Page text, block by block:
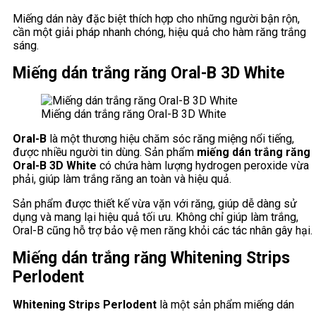
Miếng dán này đặc biệt thích hợp cho những người bận rộn,
cần một giải pháp nhanh chóng, hiệu quả cho hàm răng trắng
sáng.
Miếng dán trắng răng Oral-B 3D White
Miếng dán trắng răng Oral-B 3D White
Oral-B là một thương hiệu chăm sóc răng miệng nổi tiếng,
được nhiều người tin dùng. Sản phẩm miếng dán trắng răng
Oral-B 3D White có chứa hàm lượng hydrogen peroxide vừa
phải, giúp làm trắng răng an toàn và hiệu quả.
Sản phẩm được thiết kế vừa vặn với răng, giúp dễ dàng sử
dụng và mang lại hiệu quả tối ưu. Không chỉ giúp làm trắng,
Oral-B cũng hỗ trợ bảo vệ men răng khỏi các tác nhân gây hại.
Miếng dán trắng răng Whitening Strips
Perlodent
Whitening Strips Perlodent là một sản phẩm miếng dán